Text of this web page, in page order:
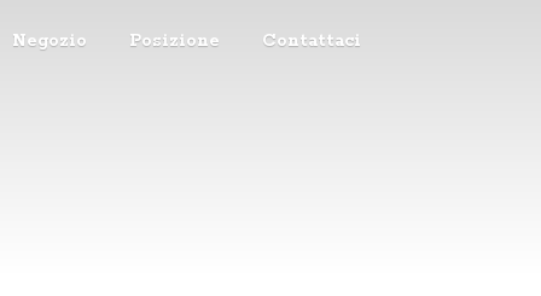
Negozio Posizione Contattaci